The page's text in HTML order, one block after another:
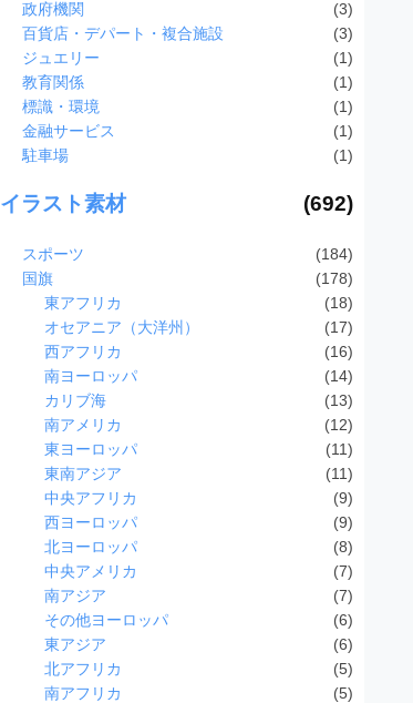
政府機関
(3)
百貨店・デパート・複合施設
(3)
ジュエリー
(1)
教育関係
(1)
標識・環境
(1)
金融サービス
(1)
駐車場
(1)
イラスト素材 (692)
スポーツ
(184)
国旗
(178)
東アフリカ
(18)
オセアニア（大洋州）
(17)
西アフリカ
(16)
南ヨーロッパ
(14)
カリブ海
(13)
南アメリカ
(12)
東ヨーロッパ
(11)
東南アジア
(11)
中央アフリカ
(9)
西ヨーロッパ
(9)
北ヨーロッパ
(8)
中央アメリカ
(7)
南アジア
(7)
その他ヨーロッパ
(6)
東アジア
(6)
北アフリカ
(5)
南アフリカ
(5)